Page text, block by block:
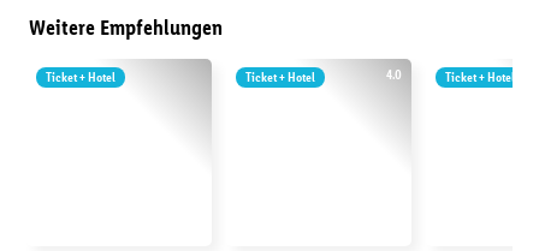
Weitere Empfehlungen
Ticket + Hotel 4.0
Ticket + Hotel Ticket + Hotel